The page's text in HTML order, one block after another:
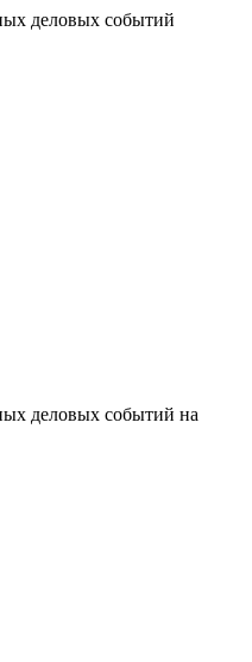
деловых событий
деловых событий на